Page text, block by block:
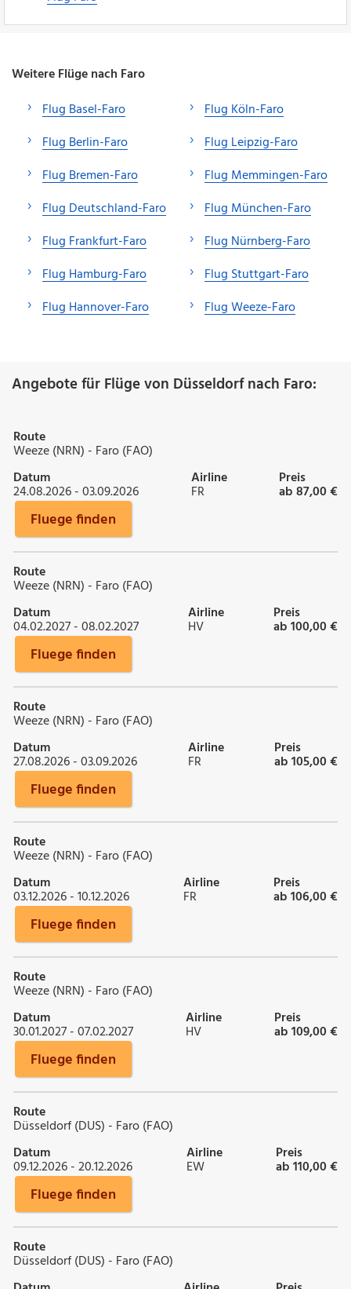
Weitere Flüge nach Faro
Flug Basel-Faro
Flug Berlin-Faro
Flug Bremen-Faro
Flug Deutschland-Faro
Flug Frankfurt-Faro
Flug Hamburg-Faro
Flug Hannover-Faro
Flug Köln-Faro
Flug Leipzig-Faro
Flug Memmingen-Faro
Flug München-Faro
Flug Nürnberg-Faro
Flug Stuttgart-Faro
Flug Weeze-Faro
Angebote für Flüge von Düsseldorf nach Faro:
Route
Weeze (NRN) - Faro (FAO)
Datum
24.08.2026 - 03.09.2026
Airline
FR
Preis
ab 87,00 €
Fluege finden
Route
Weeze (NRN) - Faro (FAO)
Datum
04.02.2027 - 08.02.2027
Airline
HV
Preis
ab 100,00 €
Fluege finden
Route
Weeze (NRN) - Faro (FAO)
Datum
27.08.2026 - 03.09.2026
Airline
FR
Preis
ab 105,00 €
Fluege finden
Route
Weeze (NRN) - Faro (FAO)
Datum
03.12.2026 - 10.12.2026
Airline
FR
Preis
ab 106,00 €
Fluege finden
Route
Weeze (NRN) - Faro (FAO)
Datum
30.01.2027 - 07.02.2027
Airline
HV
Preis
ab 109,00 €
Fluege finden
Route
Düsseldorf (DUS) - Faro (FAO)
Datum
09.12.2026 - 20.12.2026
Airline
EW
Preis
ab 110,00 €
Fluege finden
Route
Düsseldorf (DUS) - Faro (FAO)